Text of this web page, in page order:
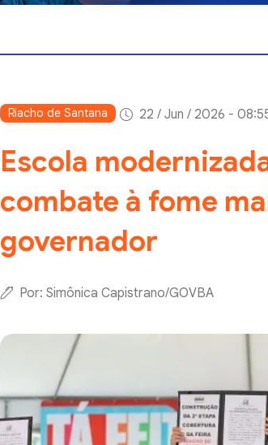
Riacho de Santana 22 / Jun / 2026 -
Escola
combate à fome
governador
Por: Simônica Capistrano/GOVBA